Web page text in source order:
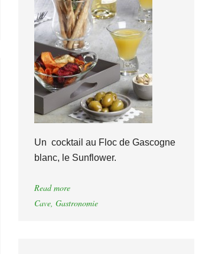
Un cocktail au Floc de Gascogne
blanc, le Sunflower.
Read more
Cave, Gastronomie